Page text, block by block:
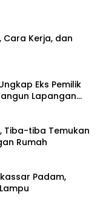
Cara Kerja, dan
Eks Pemilik
Lapangan
Tiba-tiba Temukan
Rumah
Padam,